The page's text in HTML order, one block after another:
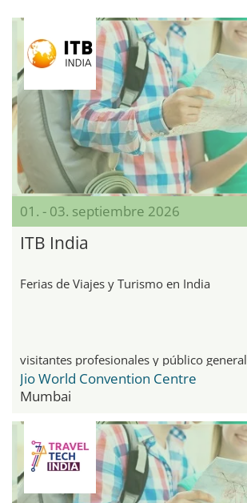
01. - 03. septiembre 2026
ITB India
Ferias de Viajes y Turismo en India
visitantes profesionales y público general
Jio World Convention Centre
Mumbai